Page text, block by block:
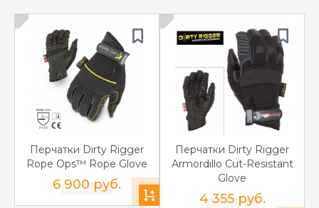
Перчатки Dirty Rigger
Rope Ops™ Rope Glove
6 900 руб.
Перчатки Dirty Rigger
Armordillo Cut-Resistant
Glove
4 355 руб.